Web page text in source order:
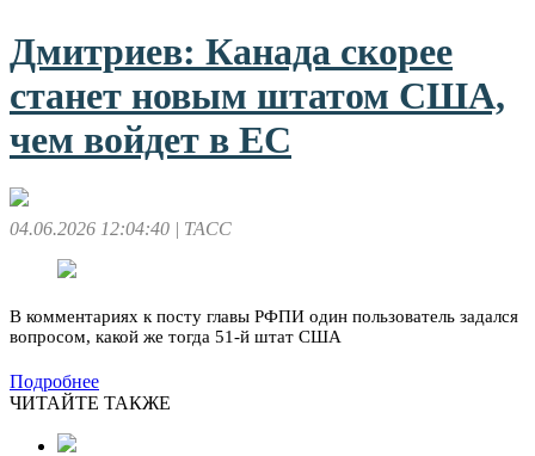
Дмитриев: Канада скорее
станет новым штатом США,
чем войдет в ЕС
04.06.2026 12:04:40 | ТАСС
В комментариях к посту главы РФПИ один пользователь задался
вопросом, какой же тогда 51-й штат США
Подробнее
ЧИТАЙТЕ ТАКЖЕ